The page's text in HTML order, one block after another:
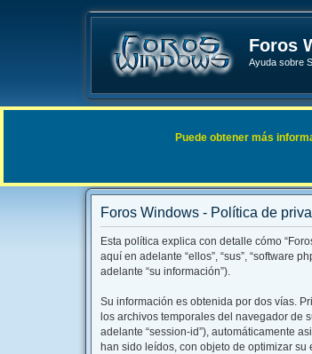
Foros
Ayuda sobre
Enlaces rápidos FAQ
Foros Windows - Política de
Esta política explica con detalle cómo
aquí en adelante “ellos”, “sus”, “software
adelante “su información”).
Su información es obtenida por dos vías.
los archivos temporales del navegador de
adelante “session-id”), automáticamente
han sido leídos, con objeto de optimizar
Puede obtener más